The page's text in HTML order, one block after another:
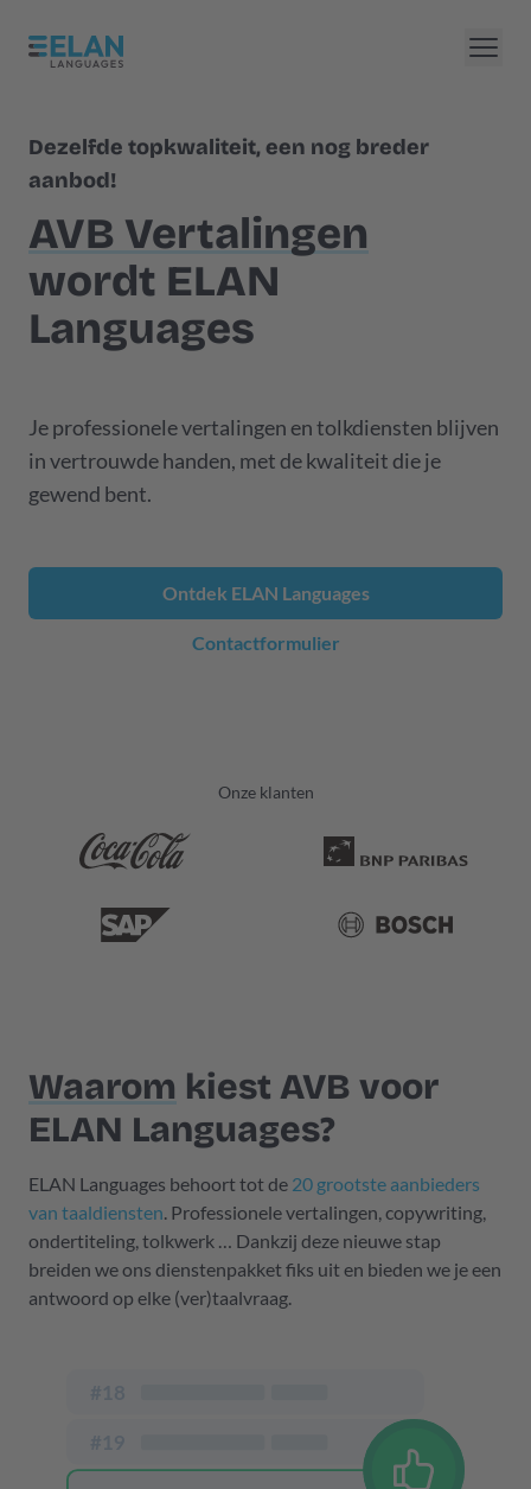
Dezelfde topkwaliteit, een nog breder
aanbod!
AVB Vertalingen
wordt ELAN
Languages
Je professionele vertalingen en tolkdiensten blijven
in vertrouwde handen, met de kwaliteit die je
gewend bent.
Ontdek ELAN Languages
Contactformulier
Onze klanten
Waarom kiest AVB voor
ELAN Languages?
ELAN Languages behoort tot de 20 grootste aanbieders
van taaldiensten. Professionele vertalingen, copywriting,
ondertiteling, tolkwerk … Dankzij deze nieuwe stap
breiden we ons dienstenpakket fiks uit en bieden we je een
antwoord op elke (ver)taalvraag.